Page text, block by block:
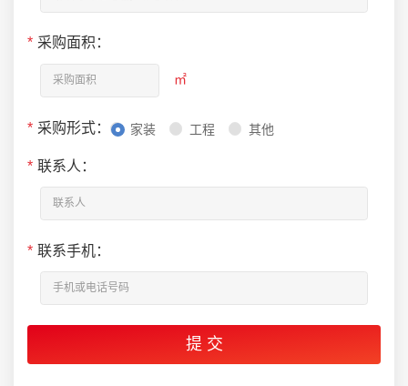
* 采购面积：
㎡
* 采购形式： 家装 工程 其他
* 联系人：
* 联系手机：